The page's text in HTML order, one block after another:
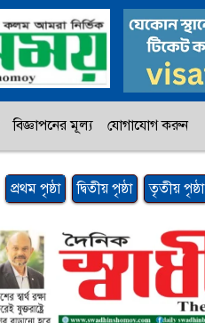
বিজ্ঞাপনের মূল্য যোগাযোগ করুন
প্রথম পৃষ্ঠা দ্বিতীয় পৃষ্ঠা তৃতীয় পৃষ্ঠা